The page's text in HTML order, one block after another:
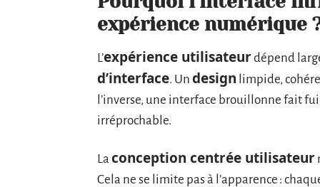
expérience numérique
L’expérience utilisateurdépend
d’interface. Un design limpide,
l’inverse, une interface brouillonne fait
irréprochable.
La conception centrée utilisateur
Cela ne se limite pas à l’apparence :